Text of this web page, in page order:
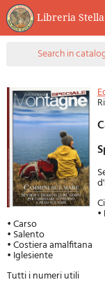
Libreria
0
Facebook
search in
• Carso
• Salento
• Costiera amalfitana
• Iglesiente
Tutti i numeri utili